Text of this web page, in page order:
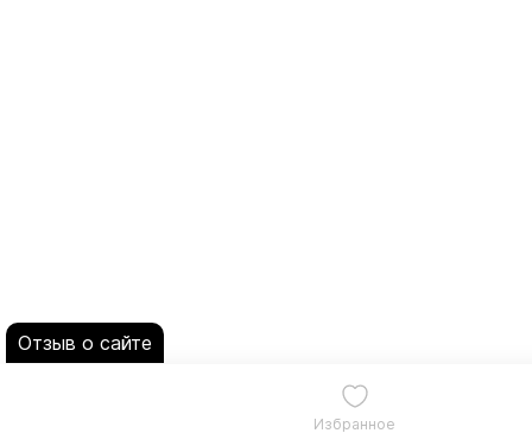
Избранное
Отзыв о сайте